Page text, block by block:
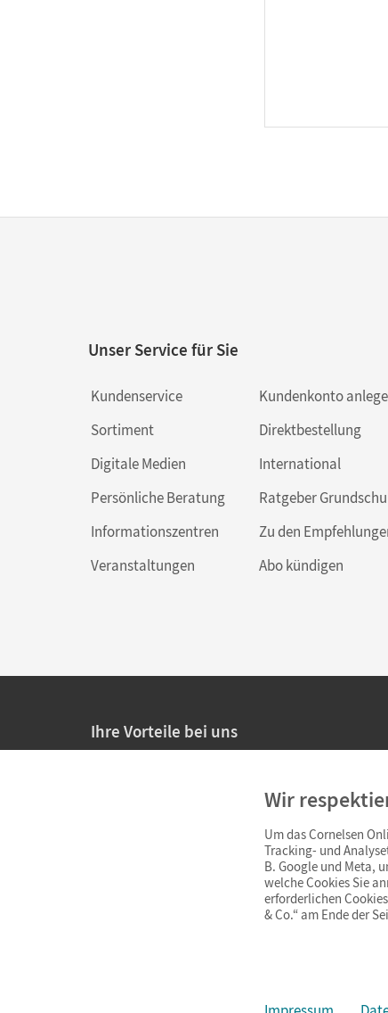
Unser Service für Sie
Kundenservice
Sortiment
Digitale Medien
Persönliche Beratung
Informationszentren
Veranstaltungen
Kundenkonto
Direktbestellung
International
Ratgeber
Zu den
Abo kündigen
Ihre Vorteile bei uns
Persönliche Angebote für Lehrkräfte
Sicheres Einkaufen mit SSL-Verschlüsselung
Widerrufsfristvon 4 Wochen
Schnelle und einfache Retourenabwicklung
Wir
Um das Cornelsen
Tracking- und
B. Google und Meta,
welche Cookies Sie
erforderlichen
& Co.“ am Ende der